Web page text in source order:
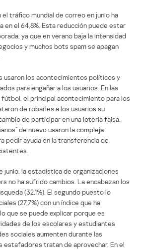
tráfico mundial de correo en junio ha
en el 64,8%. Esta reducción puede estar
ya que en verano baja la intensidad
y muchos bots spam se apagan
usaron los acontecimientos políticos y
para engañar a los usuarios. En las
el principal acontecimiento para los
de robarles a los usuarios su
de participar en una lotería falsa.
de nuevo usaron la compleja
pedir ayuda en la transferencia de
junio, la estadística de organizaciones
no ha sufrido cambios. La encabezan los
(32,1%). El segundo puesto lo
(27,7%) con un índice que ha
que se puede explicar porque es
de los escolares y estudiantes
sociales aumenten durante las
estafadores tratan de aprovechar. En el